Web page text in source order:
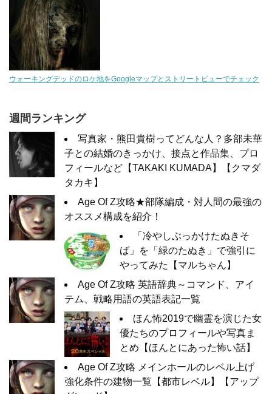
ウォーキングデッドのロケ地をGoogleマップとストリートビューでチェック
週間ランキング
写真家・熊田貴樹ってどんな人？多部未華
子との結婚のきっかけ、接点と作品集、プロ
フィールなど【TAKAKI KUMADA】【クマダ
タカキ】
Age Of Z攻略★部隊編成・対人間の最強の
オススメ構成を紹介！
「冷やしぶっかけたぬきそ
ば」を「緑のたぬき」で強引に
やってみた【マルちゃん】
Age Of Z攻略 英語辞典～コマンド、アイ
テム、戦略用語の英語表記一覧
ほん怖2019で幽霊を演じた女
優たちのプロフィールや写真ま
とめ【ほんとにあった怖い話】
Age Of Z攻略 メインホールのレベル上げ
強化条件の建物一覧【都市レベル】【アップ